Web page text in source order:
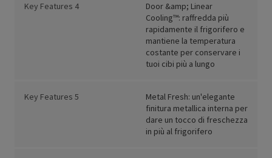
Key Features 4
Door &amp; Linear
Cooling™: raffredda più
rapidamente il frigorifero e
mantiene la temperatura
costante per conservare i
tuoi cibi più a lungo
Key Features 5
Metal Fresh: un'elegante
finitura metallica interna per
dare un tocco di freschezza
in più al frigorifero